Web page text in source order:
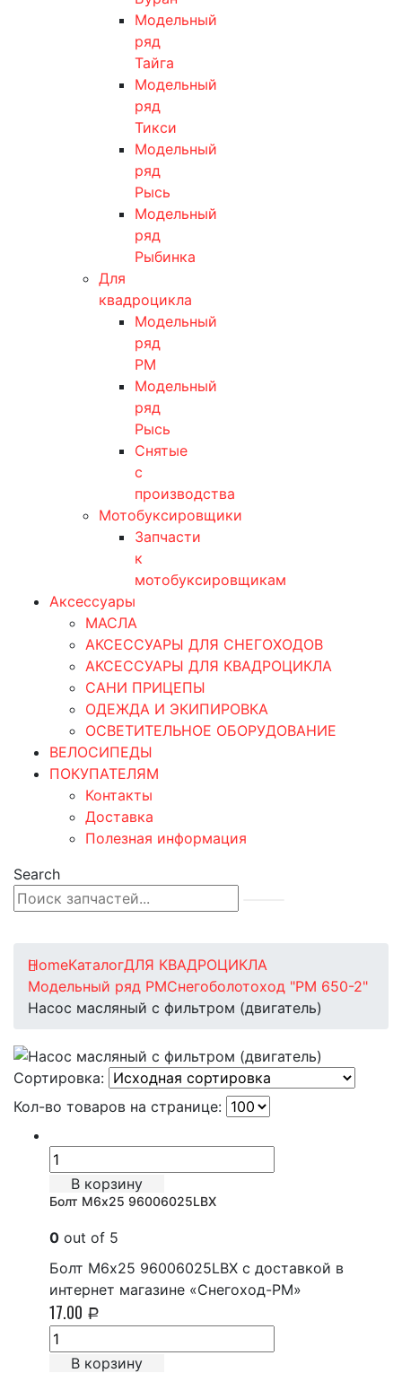
Модельный
ряд
Тайга
Модельный
ряд
Тикси
Модельный
ряд
Рысь
Модельный
ряд
Рыбинка
Для
квадроцикла
Модельный
ряд
РМ
Модельный
ряд
Рысь
Снятые
с
производства
Мотобуксировщики
Запчасти
к
мотобуксировщикам
Аксессуары
МАСЛА
АКСЕССУАРЫ ДЛЯ СНЕГОХОДОВ
АКСЕССУАРЫ ДЛЯ КВАДРОЦИКЛА
САНИ ПРИЦЕПЫ
ОДЕЖДА И ЭКИПИРОВКА
ОСВЕТИТЕЛЬНОЕ ОБОРУДОВАНИЕ
ВЕЛОСИПЕДЫ
ПОКУПАТЕЛЯМ
Контакты
Доставка
Полезная информация
Search
HomeКаталогДЛЯ КВАДРОЦИКЛА
Модельный ряд РМСнегоболотоход "РМ 650-2"
Насос масляный с фильтром (двигатель)
Сортировка:
Кол-во товаров на странице:
В корзину
Болт М6х25 96006025LBX
0 out of 5
Болт М6х25 96006025LBX с доставкой в
интернет магазине «Снегоход-РМ»
17.00 Р
В корзину